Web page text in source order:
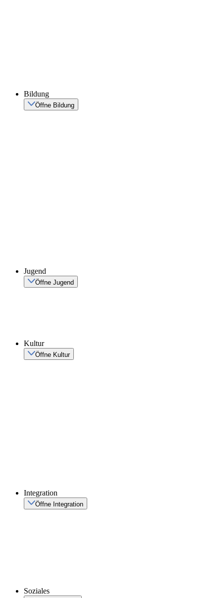
Bildung
Öffne Bildung
Jugend
Öffne Jugend
Kultur
Öffne Kultur
Integration
Öffne Integration
Soziales